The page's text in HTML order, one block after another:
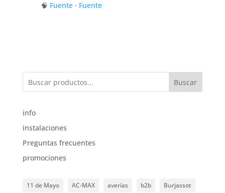
🧠 Fuente· Fuente
Buscar
info
instalaciones
Preguntas frecuentes
promociones
11 de Mayo AC-MAX averías b2b
Burjassot